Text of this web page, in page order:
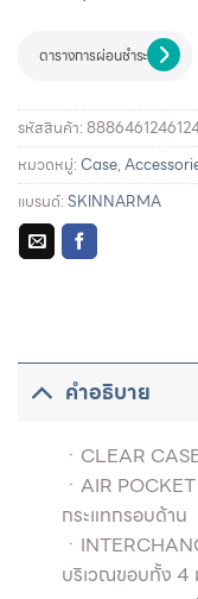
ตารางการผ่อนชำระ
รหัสสินค้า:
หมวดหมู่:Case,
แบรนด์:SKINNARMA
คำอธิบาย
ㆍCLEAR
ㆍAIR
กระแทกรอบด้าน
ㆍ
บริเวณขอบทั้ง 4